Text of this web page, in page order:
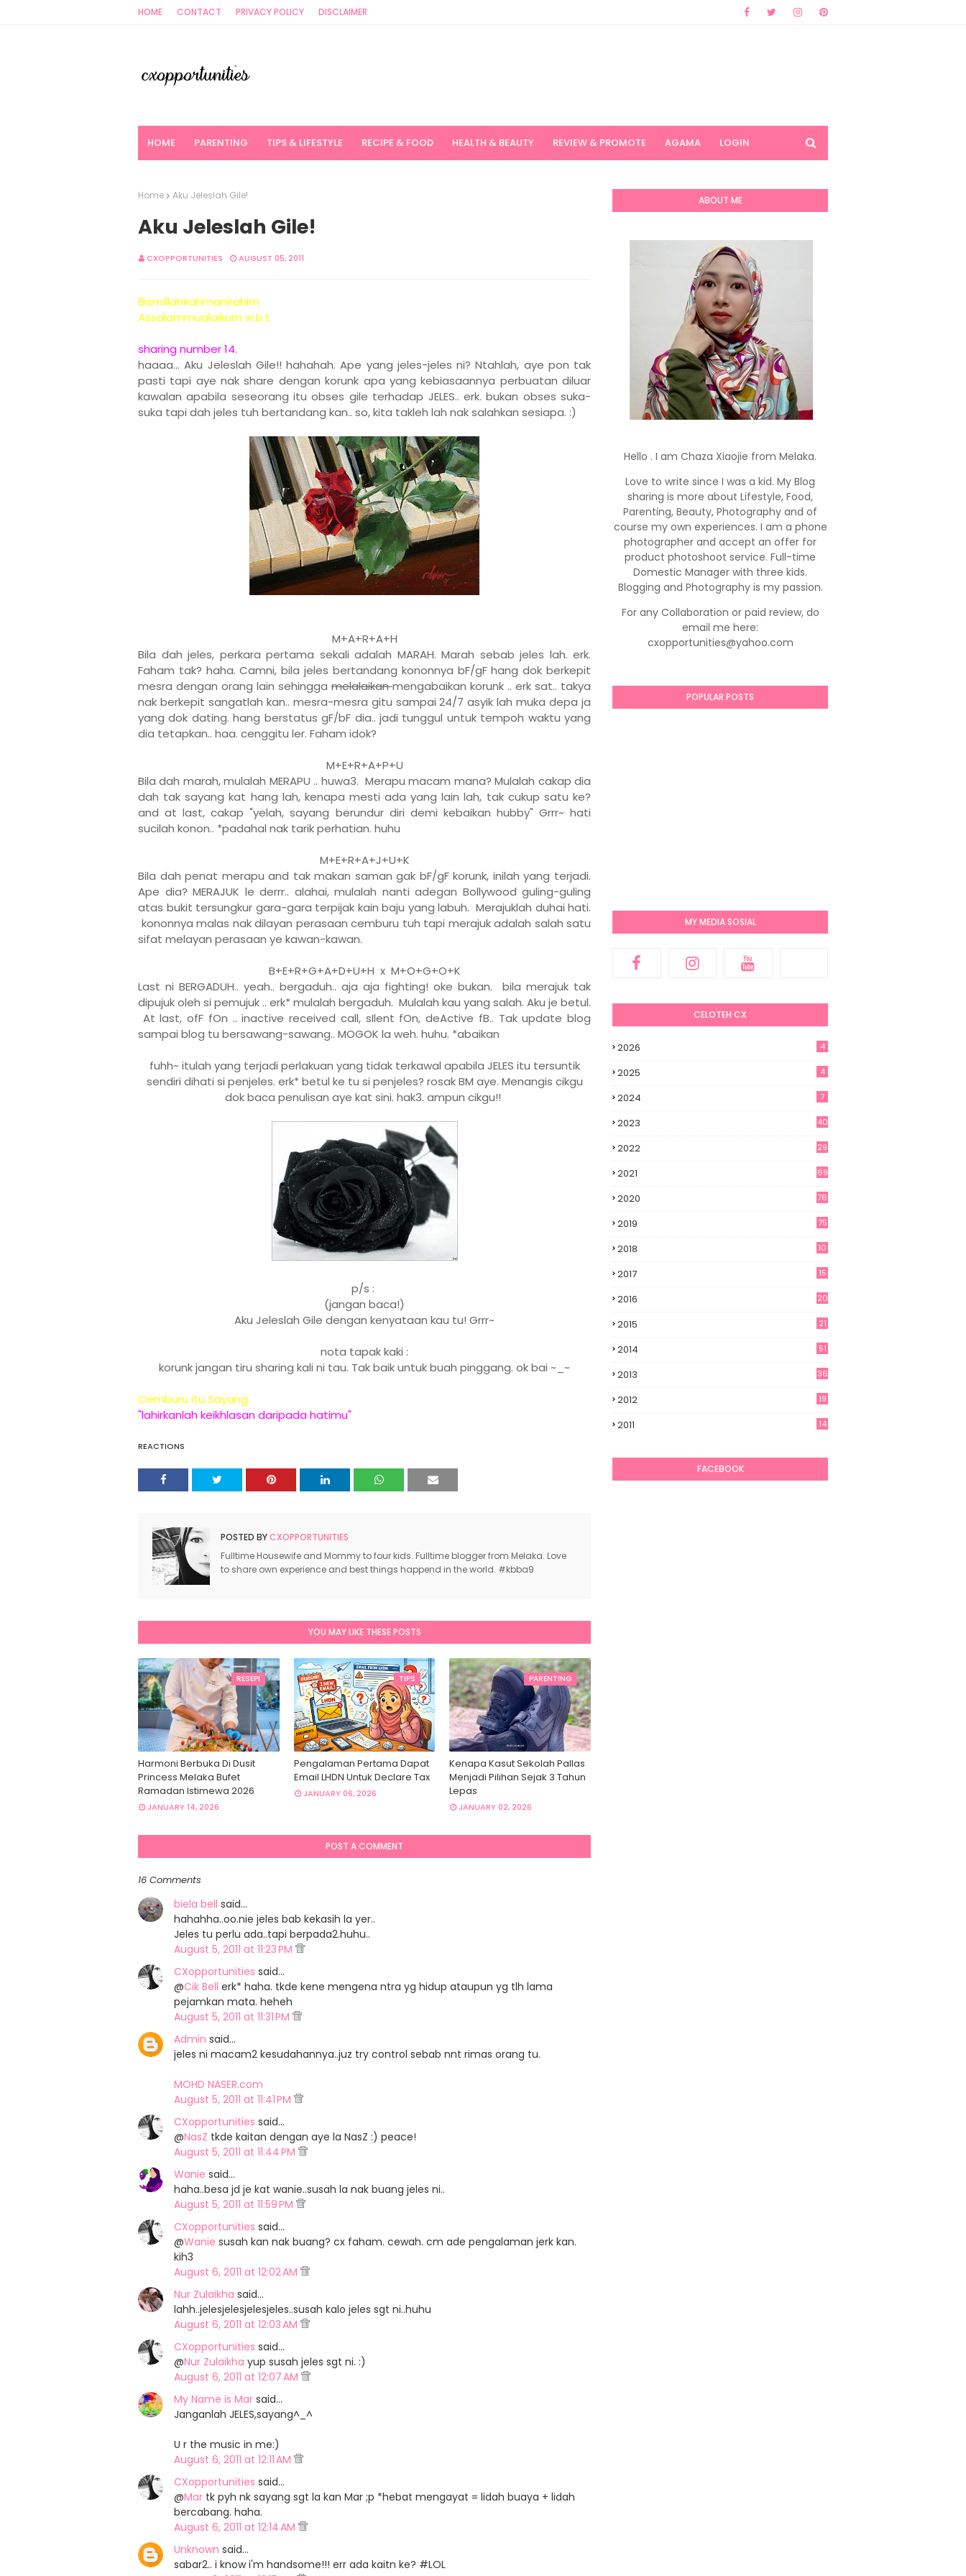
HOME CONTACT PRIVACY POLICY DISCLAIMER
HOME PARENTING TIPS & LIFESTYLE RECIPE & FOOD HEALTH & BEAUTY REVIEW & PROMOTE AGAMA LOGIN
Home Aku Jeleslah Gile!
Aku Jeleslah Gile!
CXOPPORTUNITIES AUGUST 05, 2011
Bismillahirahmanirahim
Assalammualaikum w.b.t
sharing number 14.
haaaa... Aku Jeleslah Gile!! hahahah. Ape yang jeles-jeles ni? Ntahlah, aye pon tak
pasti tapi aye nak share dengan korunk apa yang kebiasaannya perbuatan diluar
kawalan apabila seseorang itu obses gile terhadap JELES.. erk. bukan obses suka-
suka tapi dah jeles tuh bertandang kan.. so, kita takleh lah nak salahkan sesiapa. :)
M+A+R+A+H
Bila dah jeles, perkara pertama sekali adalah MARAH. Marah sebab jeles lah. erk.
Faham tak? haha. Camni, bila jeles bertandang kononnya bF/gF hang dok berkepit
mesra dengan orang lain sehingga melalaikanmengabaikan korunk .. erk sat.. takya
nak berkepit sangatlah kan.. mesra-mesra gitu sampai 24/7 asyik lah muka depa ja
yang dok dating. hang berstatus gF/bF dia.. jadi tunggul untuk tempoh waktu yang
dia tetapkan.. haa. cenggitu ler. Faham idok?
M+E+R+A+P+U
Bila dah marah, mulalah MERAPU .. huwa3. Merapu macam mana? Mulalah cakap dia
dah tak sayang kat hang lah, kenapa mesti ada yang lain lah, tak cukup satu ke?
and at last, cakap "yelah, sayang berundur diri demi kebaikan hubby" Grrr~ hati
sucilah konon.. *padahal nak tarik perhatian. huhu
M+E+R+A+J+U+K
Bila dah penat merapu and tak makan saman gak bF/gF korunk, inilah yang terjadi.
Ape dia? MERAJUK le derrr.. alahai, mulalah nanti adegan Bollywood guling-guling
atas bukit tersungkur gara-gara terpijak kain baju yang labuh. Merajuklah duhai hati.
kononnya malas nak dilayan perasaan cemburu tuh tapi merajuk adalah salah satu
sifat melayan perasaan ye kawan-kawan.
B+E+R+G+A+D+U+H x M+O+G+O+K
Last ni BERGADUH.. yeah.. bergaduh.. aja aja fighting! oke bukan. bila merajuk tak
dipujuk oleh si pemujuk .. erk* mulalah bergaduh. Mulalah kau yang salah. Aku je betul.
At last, ofF fOn .. inactive received call, sIlent fOn, deActive fB.. Tak update blog
sampai blog tu bersawang-sawang.. MOGOK la weh. huhu. *abaikan
fuhh~ itulah yang terjadi perlakuan yang tidak terkawal apabila JELES itu tersuntik
sendiri dihati si penjeles. erk* betul ke tu si penjeles? rosak BM aye. Menangis cikgu
dok baca penulisan aye kat sini. hak3. ampun cikgu!!
p/s :
(jangan baca!)
Aku Jeleslah Gile dengan kenyataan kau tu! Grrr~
nota tapak kaki :
korunk jangan tiru sharing kali ni tau. Tak baik untuk buah pinggang. ok bai ~_~
Cemburu itu Sayang
"lahirkanlah keikhlasan daripada hatimu"
REACTIONS
POSTED BYCXOPPORTUNITIES
Fulltime Housewife and Mommy to four kids. Fulltime blogger from Melaka. Love
to share own experience and best things happend in the world. #kbba9
YOU MAY LIKE THESE POSTS
RESEPI
Harmoni Berbuka Di Dusit
Princess Melaka Bufet
Ramadan Istimewa 2026
JANUARY 14, 2026
TIPS
Pengalaman Pertama Dapat
Email LHDN Untuk Declare Tax
JANUARY 06, 2026
PARENTING
Kenapa Kasut Sekolah Pallas
Menjadi Pilihan Sejak 3 Tahun
Lepas
JANUARY 02, 2026
POST A COMMENT
16 Comments
biela bell said…
hahahha..oo.nie jeles bab kekasih la yer..
Jeles tu perlu ada..tapi berpada2.huhu..
August 5, 2011 at 11:23 PM
CXopportunities said…
@Cik Bell erk* haha. tkde kene mengena ntra yg hidup ataupun yg tlh lama
pejamkan mata. heheh
August 5, 2011 at 11:31 PM
Admin said…
jeles ni macam2 kesudahannya..juz try control sebab nnt rimas orang tu.
MOHD NASER.com
August 5, 2011 at 11:41 PM
CXopportunities said…
@NasZ tkde kaitan dengan aye la NasZ :) peace!
August 5, 2011 at 11:44 PM
Wanie said…
haha..besa jd je kat wanie..susah la nak buang jeles ni..
August 5, 2011 at 11:59 PM
CXopportunities said…
@Wanie susah kan nak buang? cx faham. cewah. cm ade pengalaman jerk kan.
kih3
August 6, 2011 at 12:02 AM
Nur Zulaikha said…
lahh..jelesjelesjelesjeles..susah kalo jeles sgt ni..huhu
August 6, 2011 at 12:03 AM
CXopportunities said…
@Nur Zulaikha yup susah jeles sgt ni. :)
August 6, 2011 at 12:07 AM
My Name is Mar said…
Janganlah JELES,sayang^_^
U r the music in me:)
August 6, 2011 at 12:11 AM
CXopportunities said…
@Mar tk pyh nk sayang sgt la kan Mar ;p *hebat mengayat = lidah buaya + lidah
bercabang. haha.
August 6, 2011 at 12:14 AM
Unknown said…
sabar2.. i know i'm handsome!!! err ada kaitn ke? #LOL
ABOUT ME
Hello . I am Chaza Xiaojie from Melaka.
Love to write since I was a kid. My Blog
sharing is more about Lifestyle, Food,
Parenting, Beauty, Photography and of
course my own experiences. I am a phone
photographer and accept an offer for
product photoshoot service. Full-time
Domestic Manager with three kids.
Blogging and Photography is my passion.
For any Collaboration or paid review, do
email me here:
cxopportunities@yahoo.com
POPULAR POSTS
MY MEDIA SOSIAL
CELOTEH CX
2026 4
2025 4
2024 7
2023 40
2022 29
2021 69
2020 76
2019 75
2018 10
2017 15
2016 20
2015 21
2014 51
2013 36
2012
19
2011
14
FACEBOOK